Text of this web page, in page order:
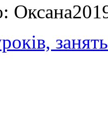
занять